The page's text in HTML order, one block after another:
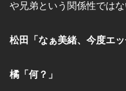
や兄弟という関係性では
松田「なぁ美緒、今度エ
橘「何？」